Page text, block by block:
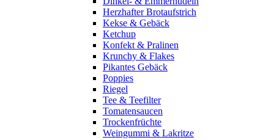
Herzhafter Brotaufstrich
Kekse & Gebäck
Ketchup
Konfekt & Pralinen
Krunchy & Flakes
Pikantes Gebäck
Poppies
Riegel
Tee & Teefilter
Tomatensaucen
Trockenfrüchte
Weingummi & Lakritze